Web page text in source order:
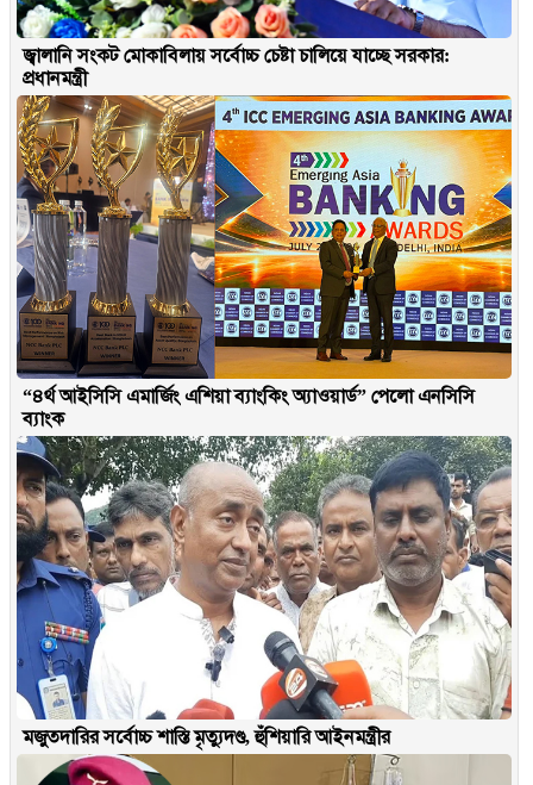
জ্বালানি সংকট মোকাবিলায় সর্বোচ্চ চেষ্টা চালিয়ে যাচ্ছে সরকার:
প্রধানমন্ত্রী
“৪র্থ আইসিসি এমার্জিং এশিয়া ব্যাংকিং অ্যাওয়ার্ড” পেলো এনসিসি
ব্যাংক
মজুতদারির সর্বোচ্চ শাস্তি মৃত্যুদণ্ড, হুঁশিয়ারি আইনমন্ত্রীর